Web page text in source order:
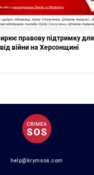
правову підтримку для
війни на Херсонщині
help@krymsos.com